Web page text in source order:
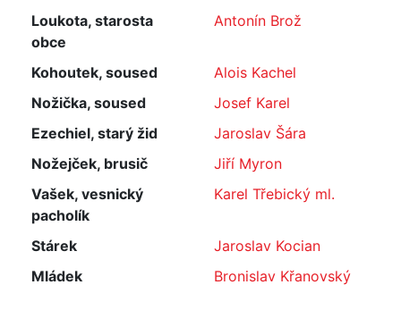
Loukota, starosta
obce
Antonín Brož
Kohoutek, soused
Alois Kachel
Nožička, soused
Josef Karel
Ezechiel, starý žid
Jaroslav Šára
Nožejček, brusič
Jiří Myron
Vašek, vesnický
pacholík
Karel Třebický ml.
Stárek
Jaroslav Kocian
Mládek
Bronislav Křanovský